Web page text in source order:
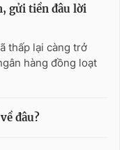
gửi tiền đâu lời
thấp lại càng trở
hàng đồng loạt
đâu?